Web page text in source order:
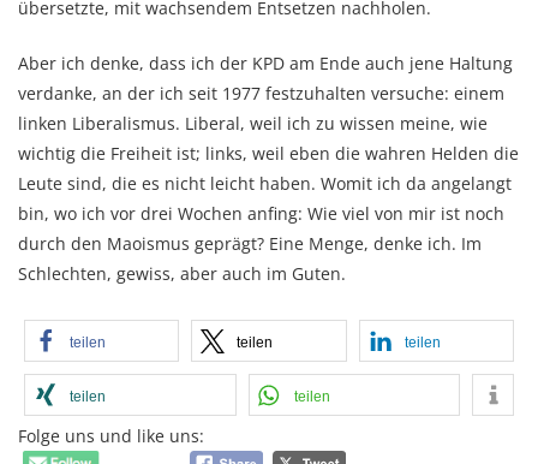
übersetzte, mit wachsendem Entsetzen nachholen.
Aber ich denke, dass ich der KPD am Ende auch jene Haltung
verdanke, an der ich seit 1977 festzuhalten versuche: einem
linken Liberalismus. Liberal, weil ich zu wissen meine, wie
wichtig die Freiheit ist; links, weil eben die wahren Helden die
Leute sind, die es nicht leicht haben. Womit ich da angelangt
bin, wo ich vor drei Wochen anfing: Wie viel von mir ist noch
durch den Maoismus geprägt? Eine Menge, denke ich. Im
Schlechten, gewiss, aber auch im Guten.
teilen teilen teilen
teilen teilen
Folge uns und like uns: